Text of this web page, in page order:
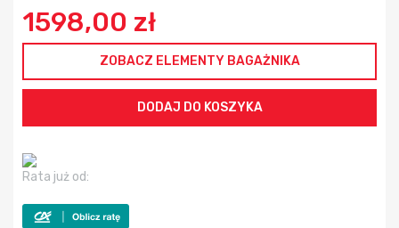
1598,00 zł
ZOBACZ ELEMENTY BAGAŻNIKA
Rata już od: